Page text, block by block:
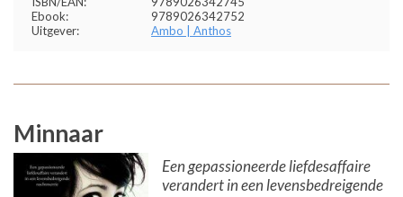
Ebook:
9789026342752
Uitgever:
Ambo | Anthos
Minnaar
Een gepassioneerde liefdesaffaire
verandert in een levensbedreigende